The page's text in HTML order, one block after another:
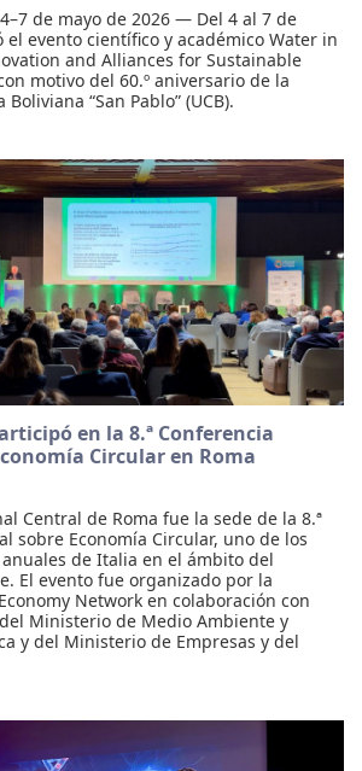
de mayo de 2026 — Del 4 al 7 de
el evento científico y académico Water in
and Alliances for Sustainable
motivo del 60.º aniversario de la
“San Pablo” (UCB).
en la 8.ª Conferencia
Circular en Roma
Central de Roma fue la sede de la 8.ª
sobre Economía Circular, uno de los
de Italia en el ámbito del
El evento fue organizado por la
Network en colaboración con
Ministerio de Medio Ambiente y
y del Ministerio de Empresas y del